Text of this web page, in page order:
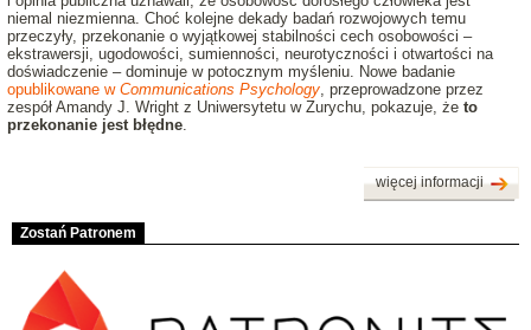
niemal niezmienna. Choć kolejne dekady badań rozwojowych temu
przeczyły, przekonanie o wyjątkowej stabilności cech osobowości –
ekstrawersji, ugodowości, sumienności, neurotyczności i otwartości na
doświadczenie – dominuje w potocznym myśleniu. Nowe badanie
opublikowane w Communications Psychology , przeprowadzone przez
zespół Amandy J. Wright z Uniwersytetu w Zurychu, pokazuje, że to
przekonanie jest błędne
więcej informacji
Zostań Patronem